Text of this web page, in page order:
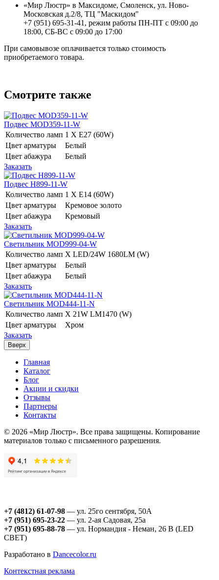
«Мир Люстр» в Максидоме, Смоленск, ул. Ново-
Московская д.2/8, ТЦ "Маскидом"
+7 (951) 695-31-41, режим работы ПН-ПТ с 09:00 до
18:00, СБ-ВС с 09:00 до 17:00
При самовывозе оплачивается только стоимость
приобретаемого товара.
Смотрите также
Подвес MOD359-11-W
Количество ламп 1 Х E27 (60W)
Цвет арматуры
Белый
Цвет абажура
Белый
Заказать
Подвес H899-11-W
Количество ламп 1 Х E14 (60W)
Цвет арматуры
Кремовое золото
Цвет абажура
Кремовый
Заказать
Светильник MOD999-04-W
Количество ламп Х LED/24W 1680LM (W)
Цвет арматуры
Белый
Цвет абажура
Белый
Заказать
Светильник MOD444-11-N
Количество ламп Х 21W LM1470 (W)
Цвет арматуры
Хром
Заказать
Вверх
Главная
Каталог
Блог
Акции и скидки
Отзывы
Партнеры
Контакты
© 2026 «Мир Люстр». Все права защищены. Копирование
материалов только с письменного разрешения.
+7 (4812) 61-07-98 — ул. 25го сентября, 50А
+7 (951) 695-23-22 — ул. 2-ая Садовая, 25а
+7 (951) 695-88-78 — ул. Нормандия - Неман, 26 В (LED
СВЕТ)
Разработано в Dancecolor.ru
Контекстная реклама